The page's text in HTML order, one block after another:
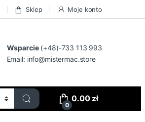
Sklep Moje konto
Wsparcie (+48)-733 113 993
Email: info@mistermac.store
0
0.00 zł